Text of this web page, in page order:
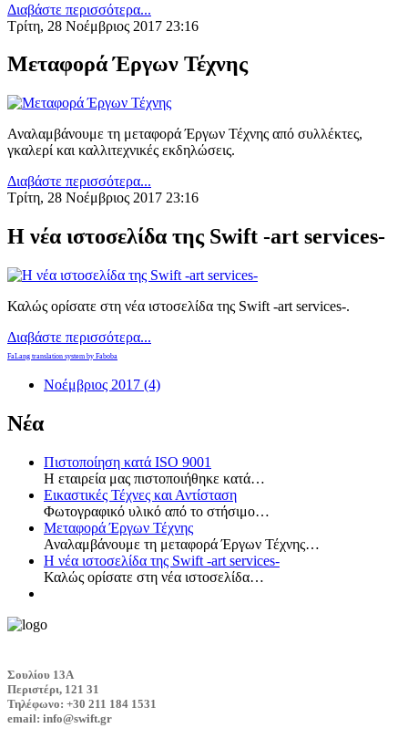
Διαβάστε περισσότερα...
Τρίτη, 28 Νοέμβριος 2017 23:16
Μεταφορά Έργων Τέχνης
Αναλαμβάνουμε τη μεταφορά Έργων Τέχνης από συλλέκτες,
γκαλερί και καλλιτεχνικές εκδηλώσεις.
Διαβάστε περισσότερα...
Τρίτη, 28 Νοέμβριος 2017 23:16
Η νέα ιστοσελίδα της Swift -art services-
Καλώς ορίσατε στη νέα ιστοσελίδα της Swift -art services-.
Διαβάστε περισσότερα...
FaLang translation system by Faboba
Νοέμβριος 2017 (4)
Νέα
Πιστοποίηση κατά ISO 9001
Η εταιρεία μας πιστοποιήθηκε κατά…
Εικαστικές Τέχνες και Αντίσταση
Φωτογραφικό υλικό από το στήσιμο…
Μεταφορά Έργων Τέχνης
Αναλαμβάνουμε τη μεταφορά Έργων Τέχνης…
Η νέα ιστοσελίδα της Swift -art services-
Καλώς ορίσατε στη νέα ιστοσελίδα…
Σουλίου 13Α
Περιστέρι, 121 31
Τηλέφωνο: +30 211 184 1531
email: info@swift.gr